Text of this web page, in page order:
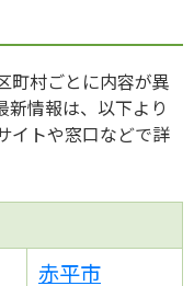
Google
のアクセ
この
ラフィッ
これに付
ファイル
通じて分
様情報の
町村ごとに内容が異
新情報は、以下より
イトや窓口などで詳
赤平市